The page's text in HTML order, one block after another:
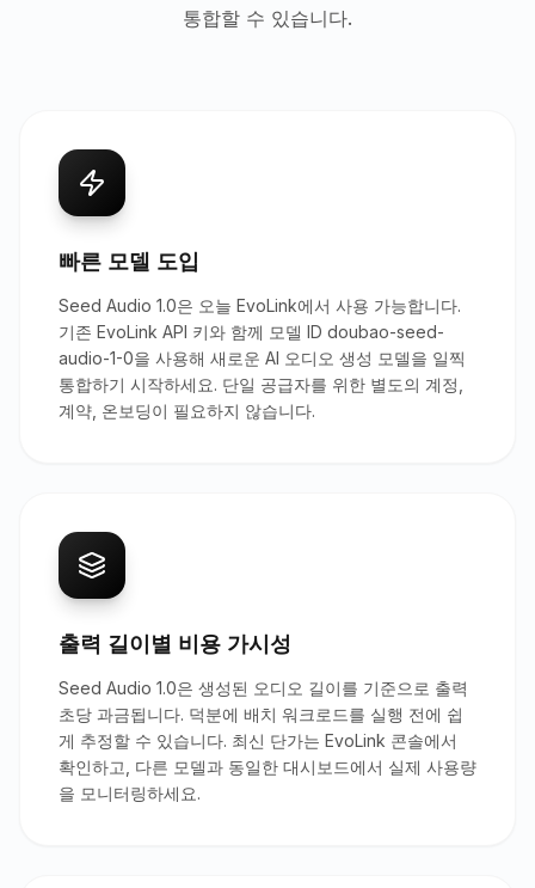
통합할 수 있습니다.
빠른 모델 도입
Seed Audio 1.0은 오늘 EvoLink에서 사용 가능합니다.
기존 EvoLink API 키와 함께 모델 ID doubao-seed-
audio-1-0을 사용해 새로운 AI 오디오 생성 모델을 일찍
통합하기 시작하세요. 단일 공급자를 위한 별도의 계정,
계약, 온보딩이 필요하지 않습니다.
출력 길이별 비용 가시성
Seed Audio 1.0은 생성된 오디오 길이를 기준으로 출력
초당 과금됩니다. 덕분에 배치 워크로드를 실행 전에 쉽
게 추정할 수 있습니다. 최신 단가는 EvoLink 콘솔에서
확인하고, 다른 모델과 동일한 대시보드에서 실제 사용량
을 모니터링하세요.